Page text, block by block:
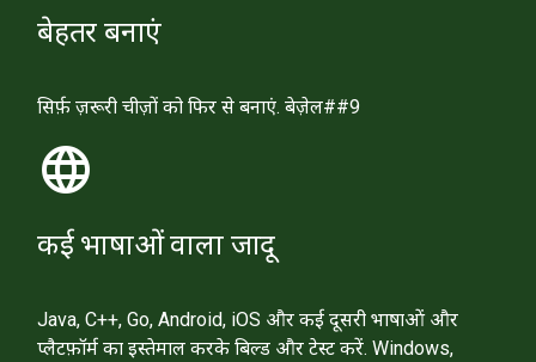
बेहतर बनाएं
सिर्फ़ ज़रूरी चीज़ों को फिर से बनाएं. बेज़ेल##9
language
कई भाषाओं वाला जादू
Java, C++, Go, Android, iOS और कई दूसरी भाषाओं और
प्लैटफ़ॉर्म का इस्तेमाल करके बिल्ड और टेस्ट करें. Windows,